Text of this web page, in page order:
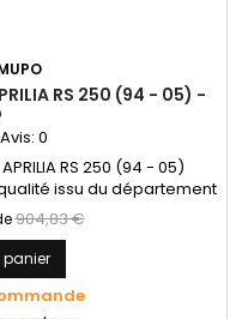
RS 250 (94 - 05) -
Avis: 0
RS 250 (94 - 05)
issu du département
un produit «prêt pour
avec les meilleures
à ce jour.
904,83 €
panier